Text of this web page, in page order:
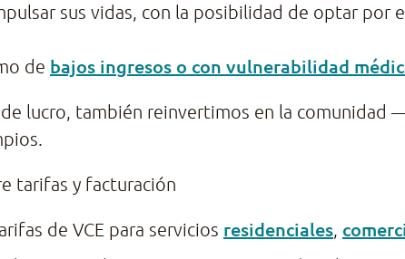
sus vidas, con la posibilidad de optar por
de bajos ingresos o con vulnerabilidad
lucro, también reinvertimos en la
tarifas y facturación
de VCE para servicios residenciales,